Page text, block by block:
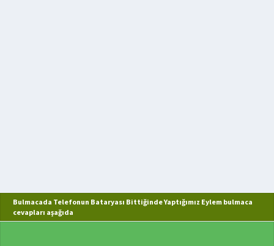
Bulmacada Telefonun Bataryası Bittiğinde Yaptığımız Eylem bulmaca
cevapları aşağıda